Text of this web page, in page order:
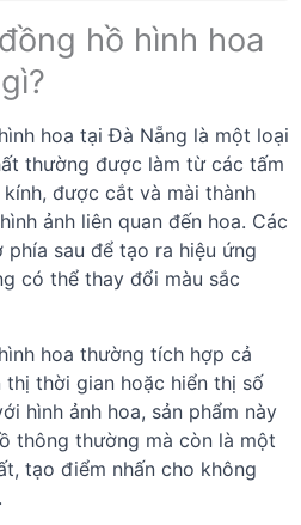
hồ hình hoa
hoa tại Đà Nẵng là một loại
thường được làm từ các tấm
được cắt và mài thành
ảnh liên quan đến hoa. Các
sau để tạo ra hiệu ứng
có thể thay đổi màu sắc
hoa thường tích hợp cả
thời gian hoặc hiển thị số
hình ảnh hoa, sản phẩm này
thông thường mà còn là một
tạo điểm nhấn cho không